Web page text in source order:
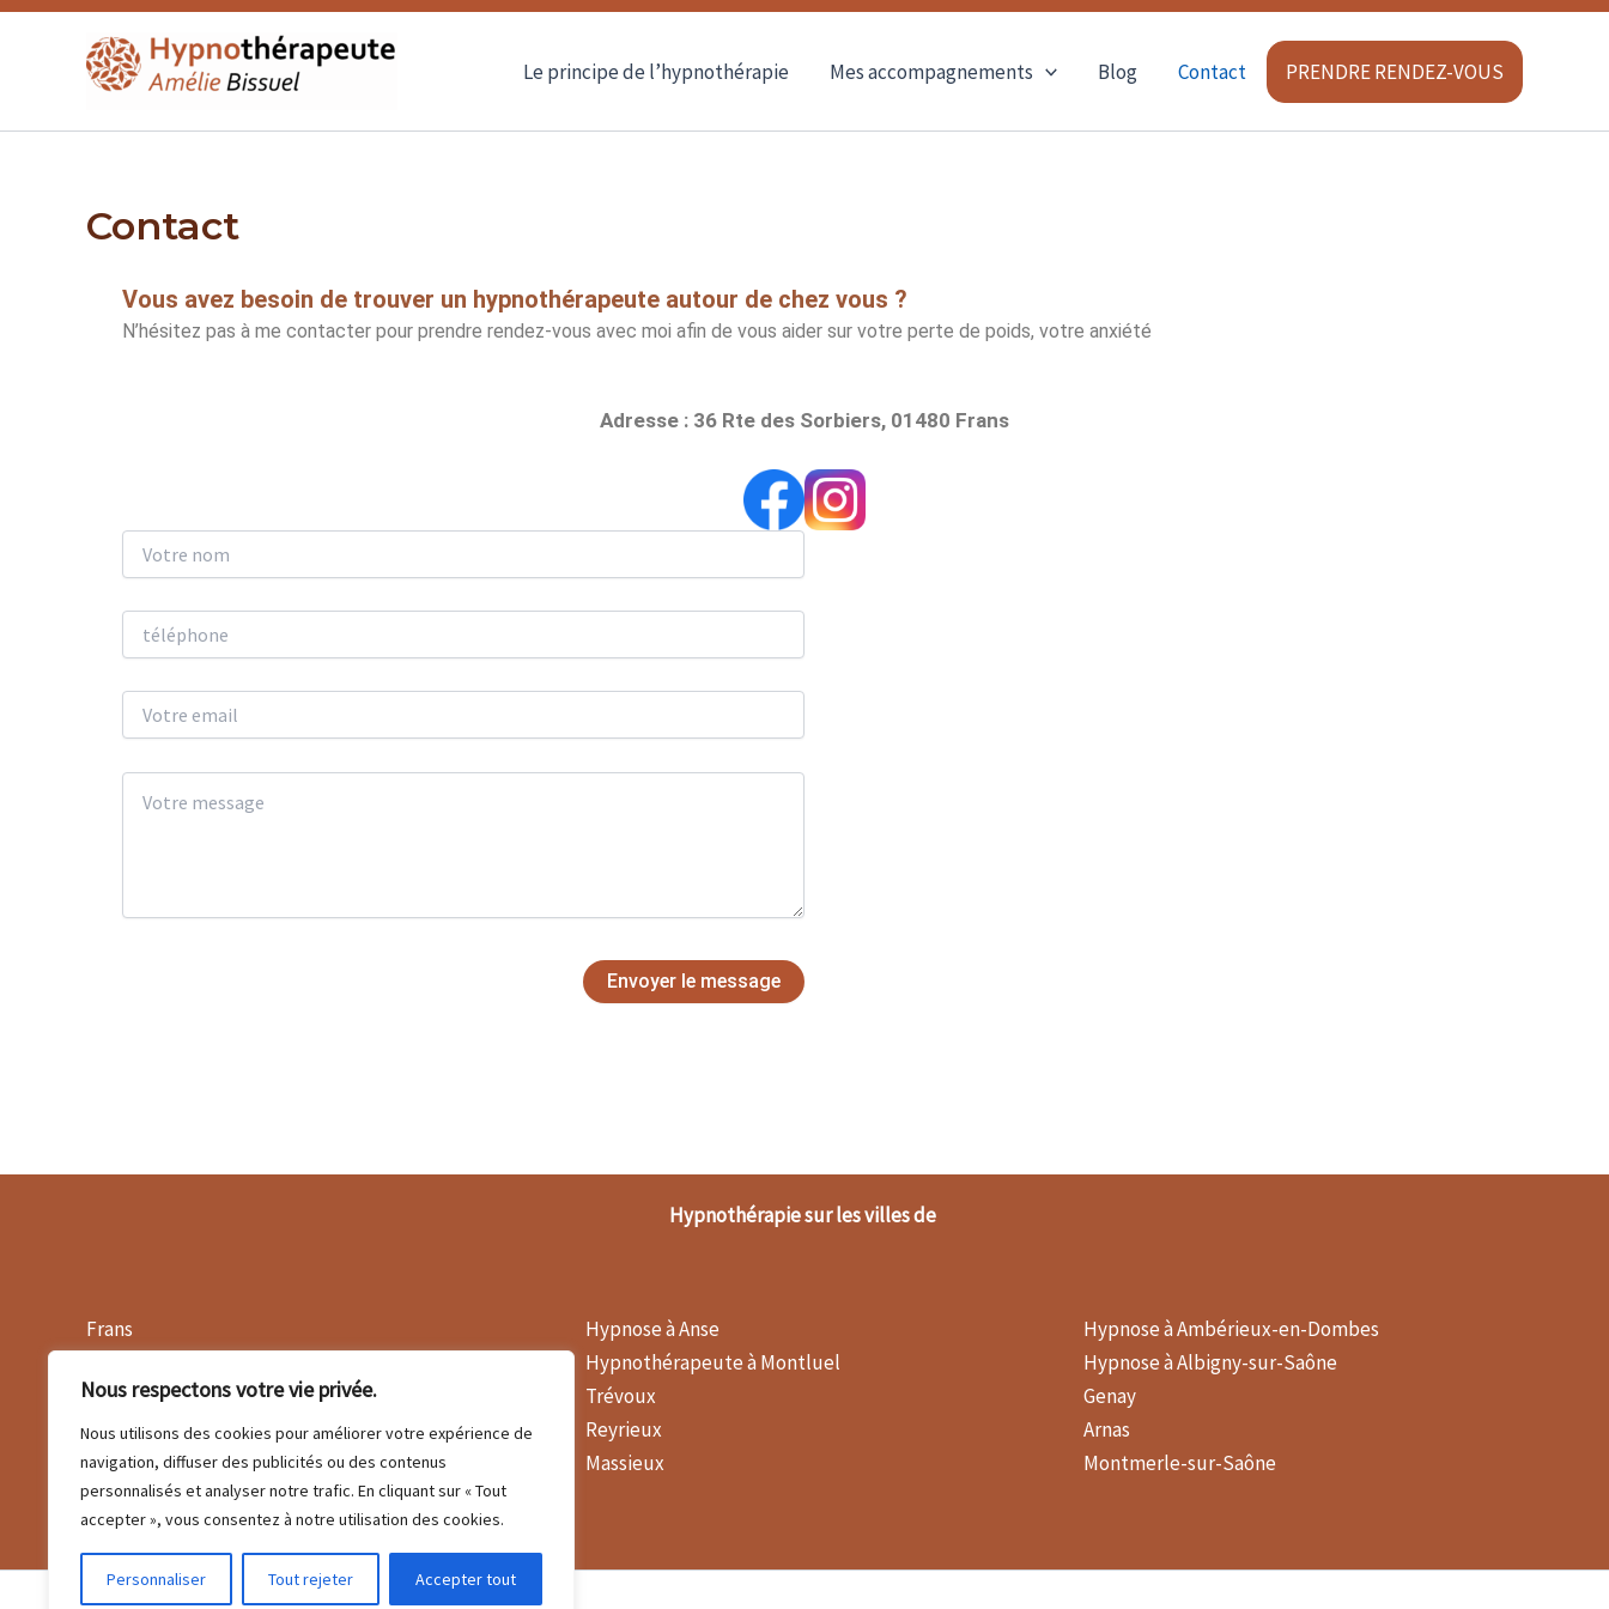
Nous respectons votre vie privée.
Nous utilisons des cookies pour améliorer votre expérience de
navigation, diffuser des publicités ou des contenus
personnalisés et analyser notre trafic. En cliquant sur « Tout
accepter », vous consentez à notre utilisation des cookies.
Personnaliser Tout rejeter Accepter tout
Le principe de l’hypnothérapie Mes accompagnements Blog Contact PRENDRE RENDEZ-VOUS
Contact
Vous avez besoin de trouver un hypnothérapeute autour de chez vous ?
N’hésitez pas à me contacter pour prendre rendez-vous avec moi afin de vous aider sur votre perte de poids, votre anxiété
Adresse : 36 Rte des Sorbiers, 01480 Frans
Hypnothérapie sur les villes de
Frans
Jassans-Riottier
Limas
Gleizé
Hypnose à Anse
Hypnothérapeute à Montluel
Trévoux
Reyrieux
Massieux
Hypnose à Ambérieux-en-Dombes
Hypnose à Albigny-sur-Saône
Genay
Arnas
Montmerle-sur-Saône